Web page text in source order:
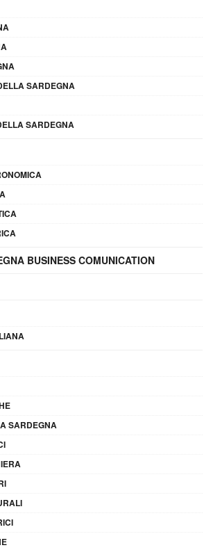
SARDEGNA
SARDEGNA
BUSINESS COMUNICATION
SARDEGNA